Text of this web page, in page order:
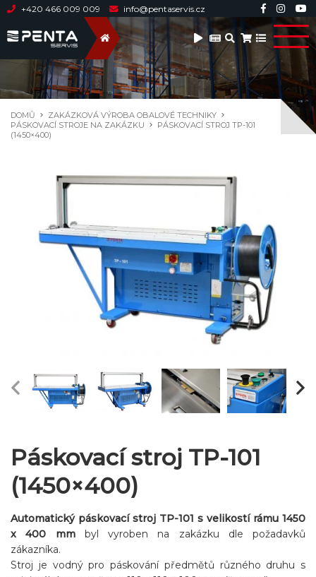
+420 466 009 009 info@pentaservis.cz
DOMŮ
ZAKÁZKOVÁ VÝROBA OBALOVÉ TECHNIKY
PÁSKOVACÍ STROJE NA ZAKÁZKU
PÁSKOVACÍ STROJ TP-101
(1450×400)
Páskovací stroj TP-101
(1450×400)
Automatický páskovací stroj TP-101 s velikostí rámu 1450
x 400 mm byl vyroben na zakázku dle požadavků
zákazníka.
Stroj je vodný pro páskování předmětů různého druhu s